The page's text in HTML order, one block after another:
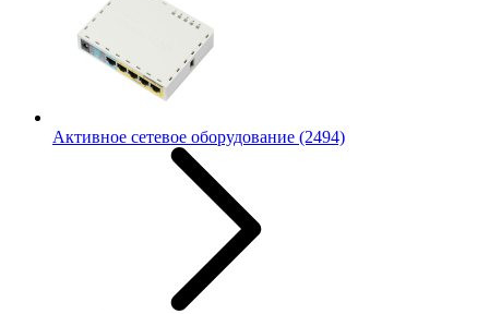
Активное сетевое оборудование (2494)